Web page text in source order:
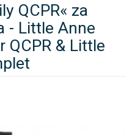
QCPR« za
- Little Anne
QCPR & Little